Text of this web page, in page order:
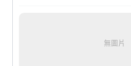
無圖片